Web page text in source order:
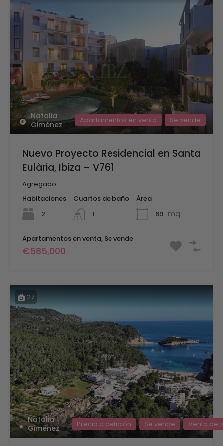
Natalia
Giménez
Apartamentos en venta Se vende
Nuevo Proyecto Residencial en Santa
Eulària, Ibiza – V761
Agregado:
Habitaciones
2
Cuartos de baño
1
Área
69 mq
Apartamentos en venta, Se vende
€585,000
27
Natalia
Giménez
Precio a petición Se vende Venta de